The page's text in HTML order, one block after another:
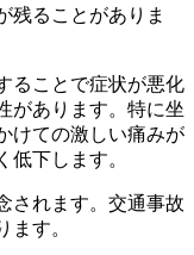
残ることがありま
ることで症状が悪化
があります。特に坐
けての激しい痛みが
下します。
されます。交通事故
ます。